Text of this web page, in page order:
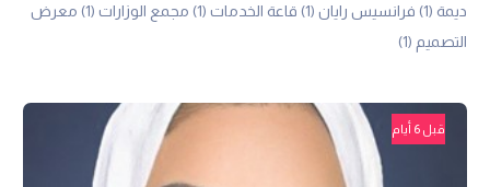
ديمة (1) فرانسيس رايان (1) قاعة الخدمات (1) مجمع الوزارات (1)
معرض
التصميم (1)
قبل 6 أيام